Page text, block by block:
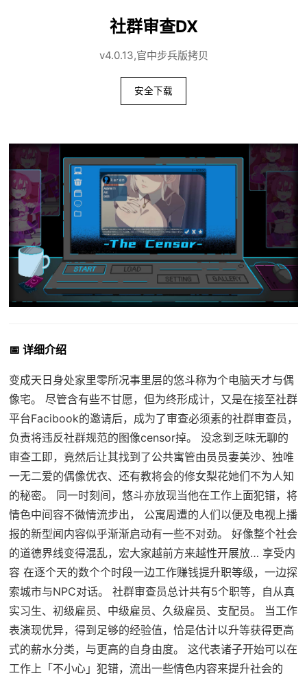
社群审查DX
v4.0.13,官中步兵版拷贝
安全下载
📅 详细介绍
变成天日身处家里零所况事里层的悠斗称为个电脑天才与偶
像宅。 尽管含有些不甘愿，但为终形成计，又是在接至社群
平台Facibook的邀请后，成为了审查必须素的社群审查员，
负责将违反社群规范的图像censor掉。 没念到乏味无聊的
审查工即，竟然后让其找到了公共寓管由员员妻美沙、独唯
一无二爱的偶像优衣、还有教将会的修女梨花她们不为人知
的秘密。 同一时刻间，悠斗亦放现当他在工作上面犯错，将
情色中间容不微情流步出， 公寓周遭的人们以便及电视上播
报的新型闻内容似乎渐渐启动有一些不对劲。 好像整个社会
的道德界线变得混乱，宏大家越前方来越性开展放… 享受内
容 在逐个天的数个个时段一边工作赚钱提升职等级，一边探
索城市与NPC对话。 社群审查员总计共有5个职等，自从真
实习生、初级雇员、中级雇员、久级雇员、支配员。 当工作
表演现优异，得到足够的经验值，恰是估计以升等获得更高
式的薪水分类，与更高的自身由度。 这代表诸子开始可以在
工作上「不小心」犯错，流出一些情色内容来提升社会的